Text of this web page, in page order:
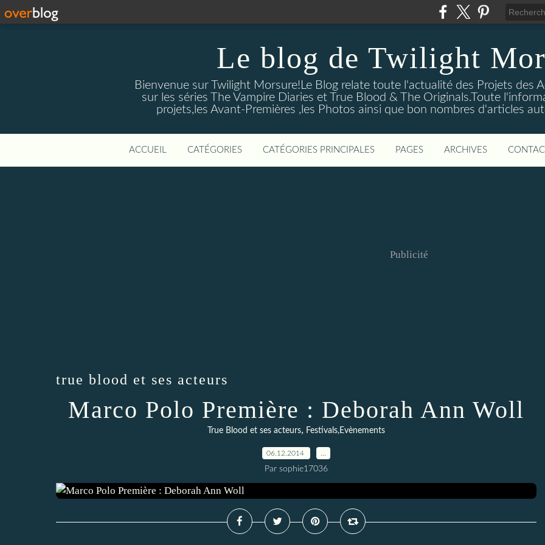
Le blog de Twilight
Bienvenue sur Twilight Morsure!Le Blog relate toute l'actualité des Projets des
sur les séries The Vampire Diaries et True Blood & The Originals.Toute
projets,les Avant-Premières ,les Photos ainsi que bon nombres d'articles
ACCUEIL CATÉGORIES CATÉGORIES PRINCIPALES PAGES ARCHIVES
Publicité
true blood et ses acteurs
Marco Polo Première : Deborah Ann Woll
True Blood et ses acteurs, Festivals,Evènements
06.12.2014
Par sophie17036